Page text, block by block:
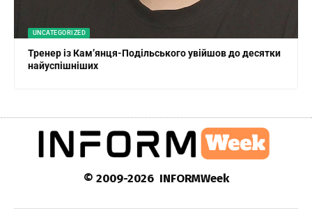
UNCATEGORIZED
Тренер із Кам’янця-Подільського увійшов до десятки
найуспішніших
© 2009-2026 INFORMWeek